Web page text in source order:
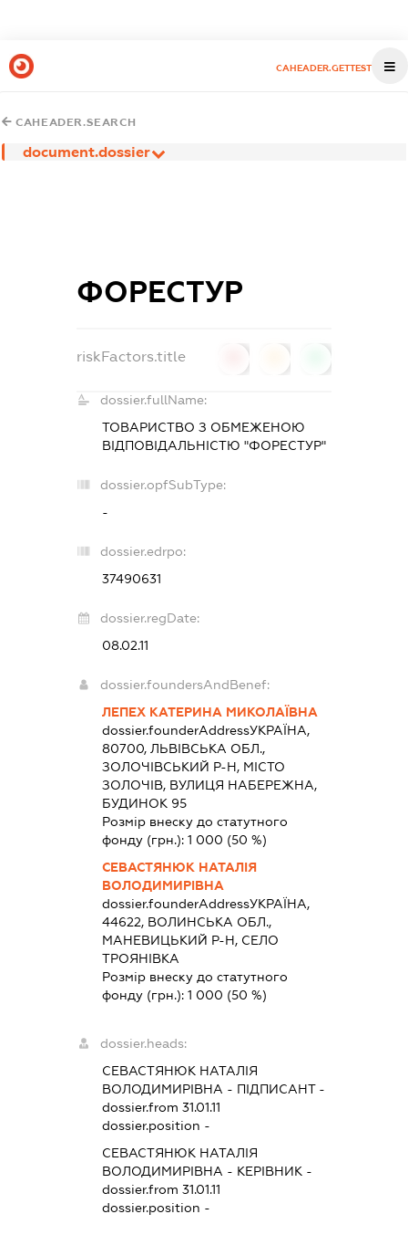
CAHEADER.GETTEST
CAHEADER.SEARCH
document.dossier
ФОРЕСТУР
riskFactors.title
dossier.fullName:
ТОВАРИСТВО З ОБМЕЖЕНОЮ
ВІДПОВІДАЛЬНІСТЮ "ФОРЕСТУР"
dossier.opfSubType:
-
dossier.edrpo:
37490631
dossier.regDate:
08.02.11
dossier.foundersAndBenef:
ЛЕПЕХ КАТЕРИНА МИКОЛАЇВНА
dossier.founderAddressУКРАЇНА,
80700, ЛЬВІВСЬКА ОБЛ.,
ЗОЛОЧІВСЬКИЙ Р-Н, МІСТО
ЗОЛОЧІВ, ВУЛИЦЯ НАБЕРЕЖНА,
БУДИНОК 95
Розмір внеску до статутного
фонду (грн.):1 000 (50 %)
СЕВАСТЯНЮК НАТАЛІЯ
ВОЛОДИМИРІВНА
dossier.founderAddressУКРАЇНА,
44622, ВОЛИНСЬКА ОБЛ.,
МАНЕВИЦЬКИЙ Р-Н, СЕЛО
ТРОЯНІВКА
Розмір внеску до статутного
фонду (грн.):1 000 (50 %)
dossier.heads:
СЕВАСТЯНЮК НАТАЛІЯ
ВОЛОДИМИРІВНА - ПІДПИСАНТ-
dossier.from 31.01.11
dossier.position -
СЕВАСТЯНЮК НАТАЛІЯ
ВОЛОДИМИРІВНА - КЕРІВНИК -
dossier.from 31.01.11
dossier.position -